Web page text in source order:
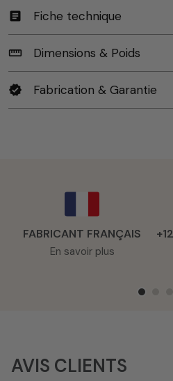
article Fiche technique
straighten Dimensions & Poids
verified Fabrication & Garantie
FABRICANT FRANÇAIS
En savoir plus
AVIS CLIENTS